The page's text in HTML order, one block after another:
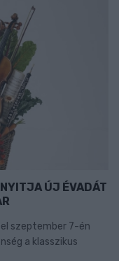
ÚJ ÉVADÁT
szeptember 7-én
a klasszikus